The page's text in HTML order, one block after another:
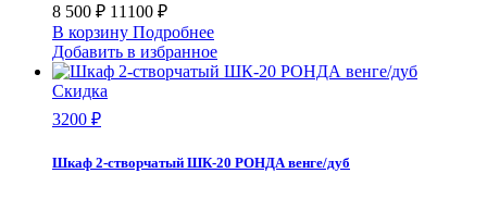
8 500 ₽ 11100 ₽
В корзину Подробнее
Добавить в избранное
Скидка
3200 ₽
Шкаф 2-створчатый ШК-20 РОНДА венге/дуб